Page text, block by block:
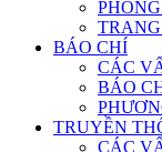
BÁO CHÍ
CÁC
BÁO
TRUYỀN
CÁC